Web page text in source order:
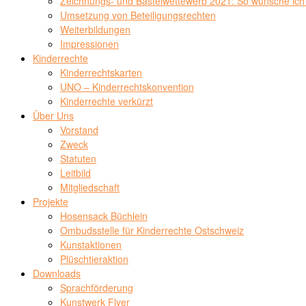
Umsetzung von Beteiligungsrechten
Weiterbildungen
Impressionen
Kinderrechte
Kinderrechtskarten
UNO – Kinderrechtskonvention
Kinderrechte verkürzt
Über Uns
Vorstand
Zweck
Statuten
Leitbild
Mitgliedschaft
Projekte
Hosensack Büchlein
Ombudsstelle für Kinderrechte Ostschweiz
Kunstaktionen
Plüschtieraktion
Downloads
Sprachförderung
Kunstwerk Flyer